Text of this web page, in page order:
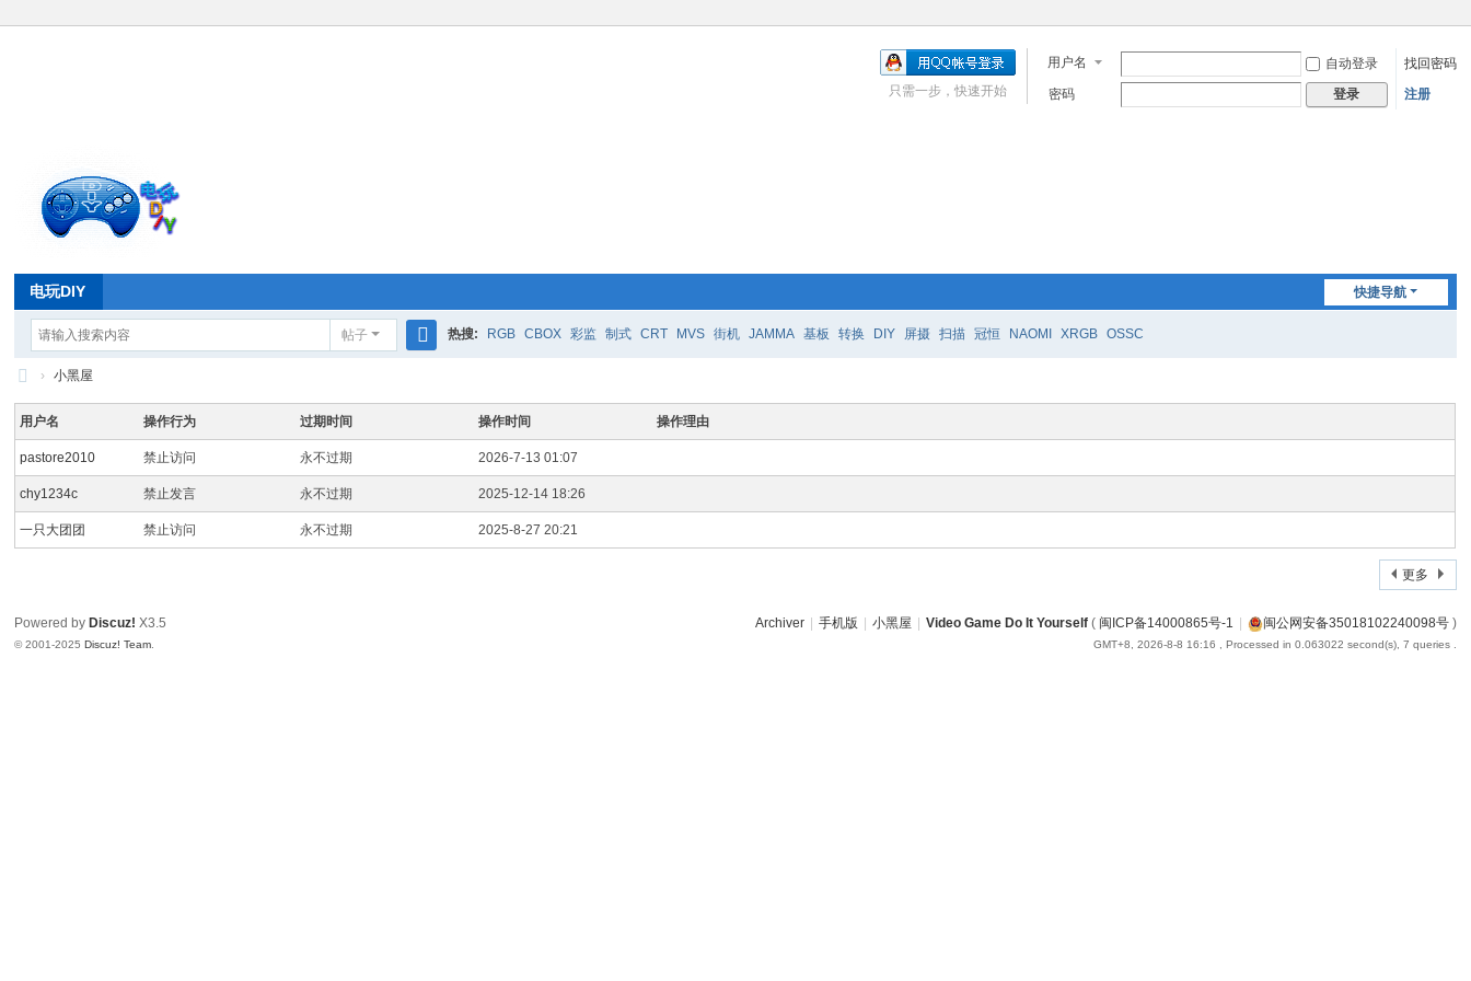
用户名 自动登录
找回密码
密码
登录 注册
只需一步，快速开始
快捷导航
电玩DIY
帖子 热搜: RGB CBOX 彩监 制式 CRT MVS 街机 JAMMA 基板 转换 DIY 屏摄 扫描 冠恒 NAOMI XRGB OSSC
电
玩
D
I
Y
G
› 小黑屋
用户名 操作行为 过期时间 操作时间 操作理由
pastore2010 禁止访问 永不过期 2026-7-13 01:07
chy1234c 禁止发言 永不过期 2025-12-14 18:26
一只大团团 禁止访问 永不过期 2025-8-27 20:21
更多
Archiver 手机版 小黑屋 Video Game Do It Yourself( 闽ICP备14000865号-1 闽公网安备35018102240098号)
GMT+8, 2026-8-8 16:16 , Processed in 0.063022 second(s), 7 queries .
Powered by Discuz! X3.5
© 2001-2025Discuz! Team